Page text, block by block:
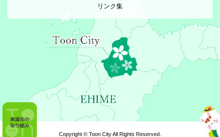
リンク集
Copyright © Toon City All Rights Reserved.